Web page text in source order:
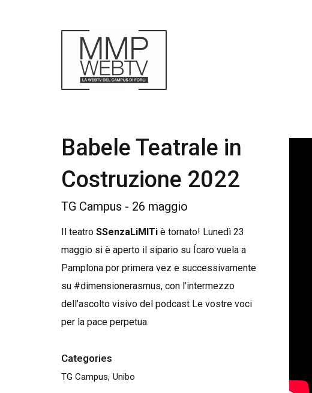
Babele Teatrale in
Costruzione 2022
TG Campus - 26 maggio
Il teatro SSenzaLiMITi è tornato! Lunedì 23
maggio si è aperto il sipario su Ícaro vuela a
Pamplona por primera vez e successivamente
su #dimensionerasmus, con l’intermezzo
dell’ascolto visivo del podcast Le vostre voci
per la pace perpetua.
Categories
TG Campus Unibo